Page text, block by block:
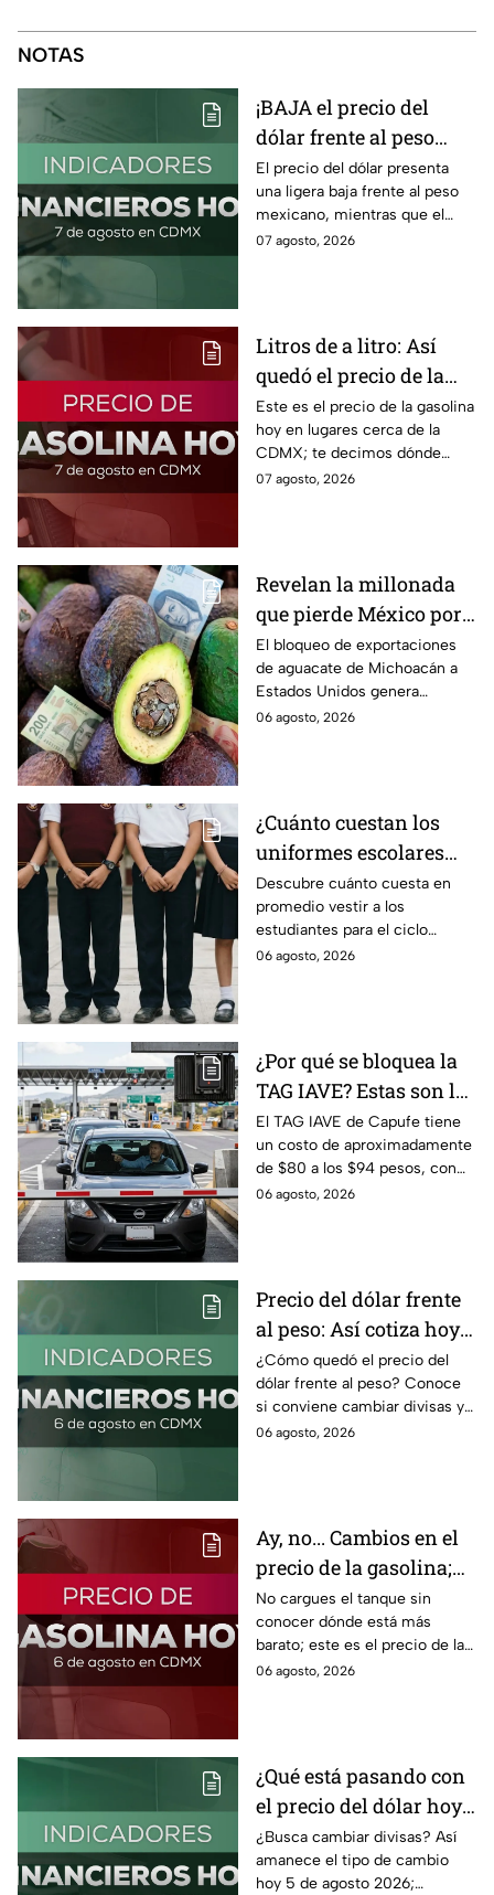
NOTAS
¡BAJA el precio del
dólar frente al peso
hoy! Así quedó este
viernes 7 de agosto
2026
El precio del dólar presenta
una ligera baja frente al peso
mexicano, mientras que el
petróleo también presenta una
07 agosto, 2026
Litros de a litro: Así
quedó el precio de la
gasolina HOY
Este es el precio de la gasolina
hoy en lugares cerca de la
CDMX; te decimos dónde
encontrarla más barata este
07 agosto, 2026
Revelan la millonada
que pierde México por
el bloqueo de Estados
Unidos al aguate de
Michoacán
El bloqueo de exportaciones
de aguacate de Michoacán a
Estados Unidos genera
pérdidas millonarias.
06 agosto, 2026
¿Cuánto cuestan los
uniformes escolares
para el regreso a clases
2026, según su grado?
Descubre cuánto cuesta en
promedio vestir a los
estudiantes para el ciclo
escolar 2026-2027 y consejos
06 agosto, 2026
¿Por qué se bloquea la
TAG IAVE? Estas son las
razones por las que no
pasa en la caseta
El TAG IAVE de Capufe tiene
un costo de aproximadamente
de $80 a los $94 pesos, con
IVA incluido; te compartimos
06 agosto, 2026
Precio del dólar frente
al peso: Así cotiza hoy 6
de agosto 2026
¿Cómo quedó el precio del
dólar frente al peso? Conoce
si conviene cambiar divisas y
cómo el flujo en el estrecho de
06 agosto, 2026
Ay, no... Cambios en el
precio de la gasolina;
así quedó HOY
No cargues el tanque sin
conocer dónde está más
barato; este es el precio de la
gasolina para hoy jueves 6 de
06 agosto, 2026
¿Qué está pasando con
el precio del dólar hoy
miércoles 5 de agosto
2026?
¿Busca cambiar divisas? Así
amanece el tipo de cambio
hoy 5 de agosto 2026;